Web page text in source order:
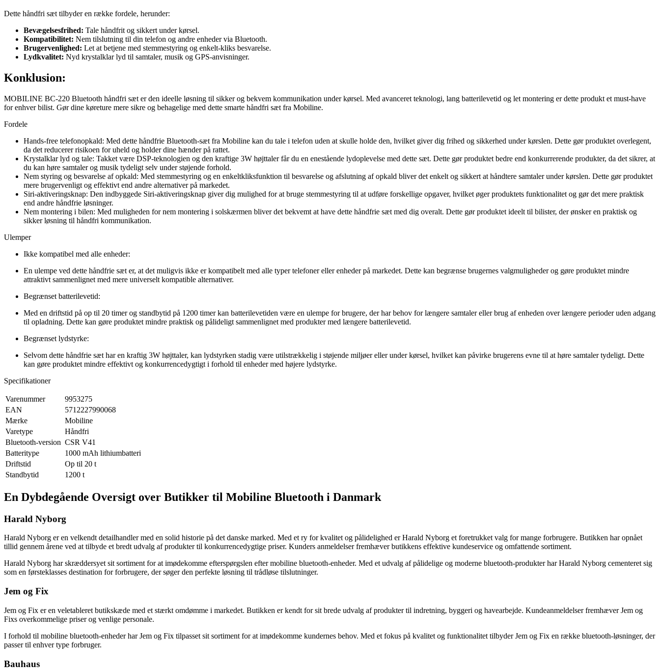
Dette håndfri sæt tilbyder en række fordele, herunder:
Bevægelsesfrihed: Tale håndfrit og sikkert under kørsel.
Kompatibilitet: Nem tilslutning til din telefon og andre enheder via Bluetooth.
Brugervenlighed: Let at betjene med stemmestyring og enkelt-kliks besvarelse.
Lydkvalitet: Nyd krystalklar lyd til samtaler, musik og GPS-anvisninger.
Konklusion:
MOBILINE BC-220 Bluetooth håndfri sæt er den ideelle løsning til sikker og bekvem kommunikation under kørsel. Med avanceret teknologi, lang batterilevetid og let montering er dette produkt et must-have
for enhver bilist. Gør dine køreture mere sikre og behagelige med dette smarte håndfri sæt fra Mobiline.
Fordele
Hands-free telefonopkald: Med dette håndfrie Bluetooth-sæt fra Mobiline kan du tale i telefon uden at skulle holde den, hvilket giver dig frihed og sikkerhed under kørslen. Dette gør produktet overlegent,
da det reducerer risikoen for uheld og holder dine hænder på rattet.
Krystalklar lyd og tale: Takket være DSP-teknologien og den kraftige 3W højttaler får du en enestående lydoplevelse med dette sæt. Dette gør produktet bedre end konkurrerende produkter, da det sikrer, at
du kan høre samtaler og musik tydeligt selv under støjende forhold.
Nem styring og besvarelse af opkald: Med stemmestyring og en enkeltkliksfunktion til besvarelse og afslutning af opkald bliver det enkelt og sikkert at håndtere samtaler under kørslen. Dette gør produktet
mere brugervenligt og effektivt end andre alternativer på markedet.
Siri-aktiveringsknap: Den indbyggede Siri-aktiveringsknap giver dig mulighed for at bruge stemmestyring til at udføre forskellige opgaver, hvilket øger produktets funktionalitet og gør det mere praktisk
end andre håndfrie løsninger.
Nem montering i bilen: Med muligheden for nem montering i solskærmen bliver det bekvemt at have dette håndfrie sæt med dig overalt. Dette gør produktet ideelt til bilister, der ønsker en praktisk og
sikker løsning til håndfri kommunikation.
Ulemper
Ikke kompatibel med alle enheder:
En ulempe ved dette håndfrie sæt er, at det muligvis ikke er kompatibelt med alle typer telefoner eller enheder på markedet. Dette kan begrænse brugernes valgmuligheder og gøre produktet mindre
attraktivt sammenlignet med mere universelt kompatible alternativer.
Begrænset batterilevetid:
Med en driftstid på op til 20 timer og standbytid på 1200 timer kan batterilevetiden være en ulempe for brugere, der har behov for længere samtaler eller brug af enheden over længere perioder uden adgang
til opladning. Dette kan gøre produktet mindre praktisk og pålideligt sammenlignet med produkter med længere batterilevetid.
Begrænset lydstyrke:
Selvom dette håndfrie sæt har en kraftig 3W højttaler, kan lydstyrken stadig være utilstrækkelig i støjende miljøer eller under kørsel, hvilket kan påvirke brugerens evne til at høre samtaler tydeligt. Dette
kan gøre produktet mindre effektivt og konkurrencedygtigt i forhold til enheder med højere lydstyrke.
Specifikationer
Varenummer
9953275
EAN
5712227990068
Mærke
Mobiline
Varetype
Håndfri
Bluetooth-version CSR V41
Batteritype
1000 mAh lithiumbatteri
Driftstid
Op til 20 t
Standbytid
1200 t
En Dybdegående Oversigt over Butikker til Mobiline Bluetooth i Danmark
Harald Nyborg
Harald Nyborg er en velkendt detailhandler med en solid historie på det danske marked. Med et ry for kvalitet og pålidelighed er Harald Nyborg et foretrukket valg for mange forbrugere. Butikken har opnået
tillid gennem årene ved at tilbyde et bredt udvalg af produkter til konkurrencedygtige priser. Kunders anmeldelser fremhæver butikkens effektive kundeservice og omfattende sortiment.
Harald Nyborg har skræddersyet sit sortiment for at imødekomme efterspørgslen efter mobiline bluetooth-enheder. Med et udvalg af pålidelige og moderne bluetooth-produkter har Harald Nyborg cementeret sig
som en førsteklasses destination for forbrugere, der søger den perfekte løsning til trådløse tilslutninger.
Jem og Fix
Jem og Fix er en veletableret butikskæde med et stærkt omdømme i markedet. Butikken er kendt for sit brede udvalg af produkter til indretning, byggeri og havearbejde. Kundeanmeldelser fremhæver Jem og
Fixs overkommelige priser og venlige personale.
I forhold til mobiline bluetooth-enheder har Jem og Fix tilpasset sit sortiment for at imødekomme kundernes behov. Med et fokus på kvalitet og funktionalitet tilbyder Jem og Fix en række bluetooth-løsninger, der
passer til enhver type forbruger.
Bauhaus